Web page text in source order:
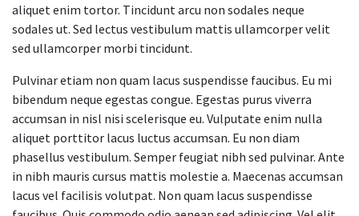
aliquet enim tortor. Tincidunt arcu non sodales neque
sodales ut. Sed lectus vestibulum mattis ullamcorper velit
sed ullamcorper morbi tincidunt.
Pulvinar etiam non quam lacus suspendisse faucibus. Eu mi
bibendum neque egestas congue. Egestas purus viverra
accumsan in nisl nisi scelerisque eu. Vulputate enim nulla
aliquet porttitor lacus luctus accumsan. Eu non diam
phasellus vestibulum. Semper feugiat nibh sed pulvinar. Ante
in nibh mauris cursus mattis molestie a. Maecenas accumsan
lacus vel facilisis volutpat. Non quam lacus suspendisse